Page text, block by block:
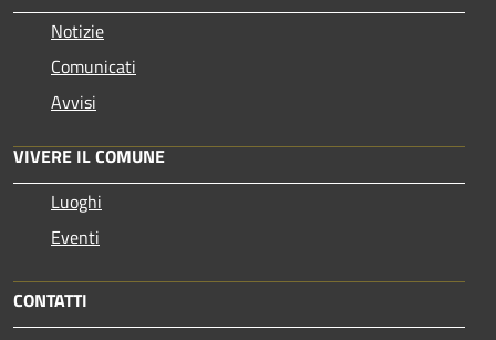
Notizie
Comunicati
Avvisi
VIVERE IL COMUNE
Luoghi
Eventi
CONTATTI